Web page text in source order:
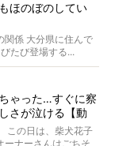
ほのぼのしてい
関係 大分県に住んで
たび登場する...
ゃった…すぐに察
さが泣ける【動
この日は、柴犬花子
ーナーさんはごちそ